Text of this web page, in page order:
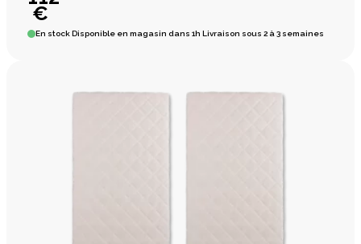
€
En stockDisponible en magasin dans 1h Livraison sous 2 à 3 semaines